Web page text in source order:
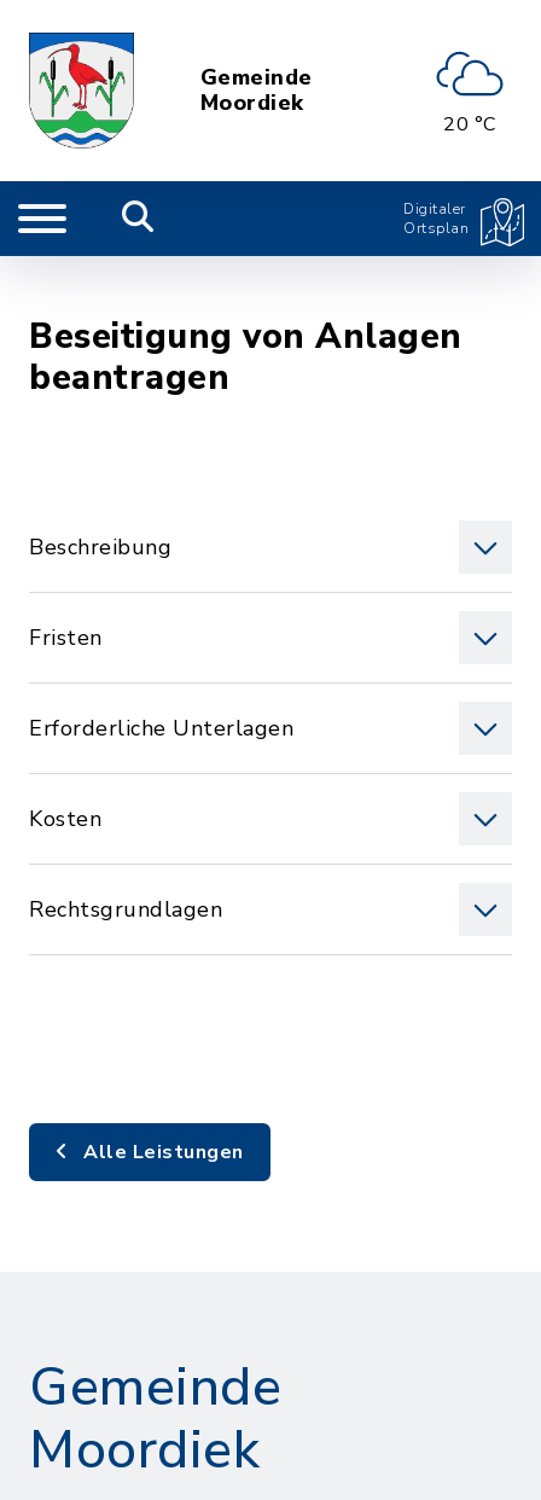
Gemeinde
Moordiek
20 °C
Digitaler
Ortsplan
Beseitigung von Anlagen
beantragen
Beschreibung
Fristen
Erforderliche Unterlagen
Kosten
Rechtsgrundlagen
Alle Leistungen
Gemeinde
Moordiek